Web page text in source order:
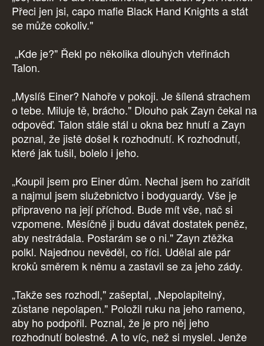
Přeci jen jsi, capo mafie Black Hand Knights a stát
se může cokoliv."
„Kde je?" Řekl po několika dlouhých vteřinách
Talon.
„Myslíš Einer? Nahoře v pokoji. Je šílená strachem
o tebe. Miluje tě, brácho." Dlouho pak Zayn čekal na
odpověď. Talon stále stál u okna bez hnutí a Zayn
poznal, že jistě došel k rozhodnutí. K rozhodnutí,
které jak tušil, bolelo i jeho.
„Koupil jsem pro Einer dům. Nechal jsem ho zařídit
a najmul jsem služebnictvo i bodyguardy. Vše je
připraveno na její příchod. Bude mít vše, nač si
vzpomene. Měsíčně ji budu dávat dostatek peněz,
aby nestrádala. Postarám se o ni." Zayn ztěžka
polkl. Najednou nevěděl, co říci. Udělal ale pár
kroků směrem k němu a zastavil se za jeho zády.
„Takže ses rozhodl," zašeptal, „Nepolapitelný,
zůstane nepolapen." Položil ruku na jeho rameno,
aby ho podpořil. Poznal, že je pro něj jeho
rozhodnutí bolestné. A to víc, než si myslel. Jenže